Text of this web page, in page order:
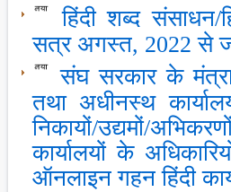
हिंदी शब्‍द संसाधन/
सत्र अगस्‍त, 2022 से
संघ सरकार के
तथा अधीनस्‍थ
निकायों/उद्यमों/
कार्यालयों के
ऑनलाइन गहन हिंदी